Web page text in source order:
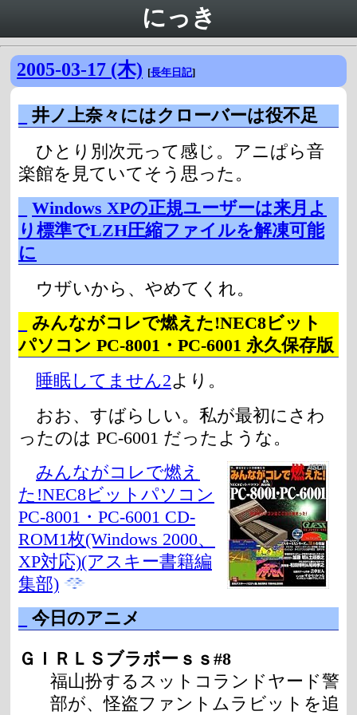
にっき
2005-03-17 (木) [長年日記]
井ノ上奈々にはクローバーは役不足
ひとり別次元って感じ。アニぱら音
楽館を見ていてそう思った。
Windows XPの正規ユーザーは来月よ
り標準でLZH圧縮ファイルを解凍可能
に
ウザいから、やめてくれ。
みんながコレで燃えた!NEC8ビット
パソコン PC-8001・PC-6001 永久保存版
睡眠してません2より。
おお、すばらしい。私が最初にさわ
ったのは PC-6001 だったような。
みんながコレで燃え
た!NEC8ビットパソコン
PC-8001・PC-6001 CD-
ROM1枚(Windows 2000、
XP対応)(アスキー書籍編
集部)
今日のアニメ
ＧＩＲＬＳブラボーｓｓ#8
福山扮するスットコランドヤード警
部が、怪盗ファントムラビットを追